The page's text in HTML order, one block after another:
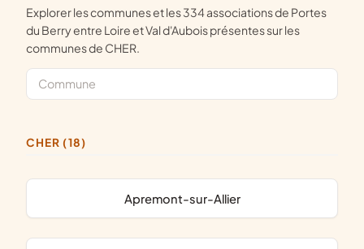
Explorer les communes et les 334 associations de Portes
du Berry entre Loire et Val d'Aubois présentes sur les
communes de CHER.
CHER (18)
Apremont-sur-Allier